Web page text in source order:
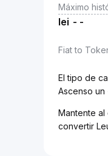
Máximo
lei --
Fiat to
El tipo de
Ascenso un
Mantente al
convertir